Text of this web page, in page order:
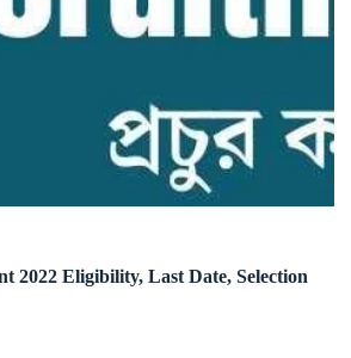
2022 Eligibility, Last Date, Selection